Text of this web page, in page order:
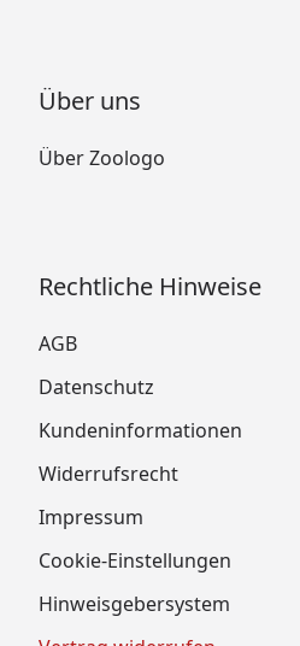
Über uns
Über Zoologo
Rechtliche Hinweise
AGB
Datenschutz
Kundeninformationen
Widerrufsrecht
Impressum
Cookie-Einstellungen
Hinweisgebersystem